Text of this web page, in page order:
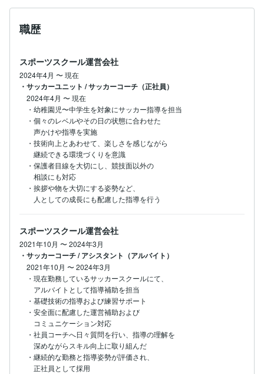
職歴
スポーツスクール運営会社
2024年4月 〜現在
・サッカーユニット / サッカーコーチ（正社員）
2024年4月 〜現在
・幼稚園児〜中学生を対象にサッカー指導を担当
・個々のレベルやその日の状態に合わせた
声かけや指導を実施
・技術向上とあわせて、楽しさを感じながら
継続できる環境づくりを意識
・保護者目線を大切にし、競技面以外の
相談にも対応
・挨拶や物を大切にする姿勢など、
人としての成長にも配慮した指導を行う
スポーツスクール運営会社
2021年10月 〜2024年3月
・サッカーコーチ / アシスタント（アルバイト）
2021年10月 〜2024年3月
・現在勤務しているサッカースクールにて、
アルバイトとして指導補助を担当
・基礎技術の指導および練習サポート
・安全面に配慮した運営補助および
コミュニケーション対応
・社員コーチへ日々質問を行い、指導の理解を
深めながらスキル向上に取り組んだ
・継続的な勤務と指導姿勢が評価され、
正社員として採用